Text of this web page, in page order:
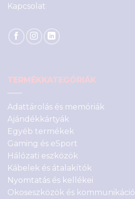
Kapcsolat
TERMÉKKATEGÓRIÁK
Adattárolás és memóriák
Ajándékkártyák
Egyéb termékek
Gaming és eSport
Hálózati eszközök
Kábelek és átalakítók
Nyomtatás és kellékei
Okoseszközök és kommunikáció